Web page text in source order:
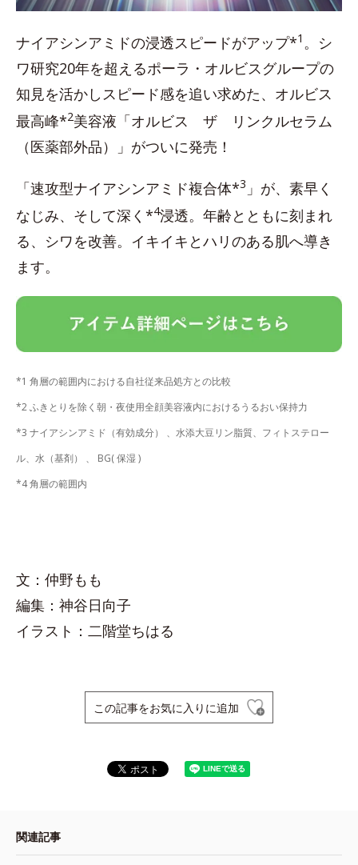
ナイアシンアミドの浸透スピードがアップ*1 。シ
ワ研究20年を超えるポーラ・オルビスグループの
知見を活かしスピード感を追い求めた、オルビス
最高峰*2美容液「オルビス ザ リンクルセラム
（医薬部外品）」がついに発売！
「速攻型ナイアシンアミド複合体*3 」が、素早く
なじみ、そして深く*4浸透。年齢とともに刻まれ
る、シワを改善。イキイキとハリのある肌へ導き
ます。
*1 角層の範囲内における自社従来品処方との比較
*2 ふきとりを除く朝・夜使用全顔美容液内におけるうるおい保持力
*3 ナイアシンアミド（有効成分） 、水添大豆リン脂質、フィトステロー
ル、水（基剤） 、 BG( 保湿 )
*4 角層の範囲内
文：仲野もも
編集：神谷日向子
イラスト：二階堂ちはる
この記事をお気に入りに追加
関連記事